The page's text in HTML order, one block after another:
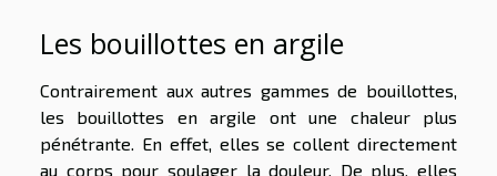
Les bouillottes en argile
Contrairement aux autres gammes de bouillottes,
les bouillottes en argile ont une chaleur plus
pénétrante. En effet, elles se collent directement
au corps pour soulager la douleur. De plus, elles